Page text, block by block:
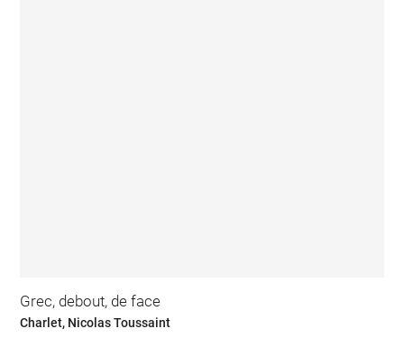
Grec, debout, de face
Charlet, Nicolas Toussaint